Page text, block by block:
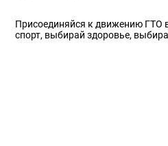
Присоединяйся к движению ГТО
спорт, выбирай здоровье,